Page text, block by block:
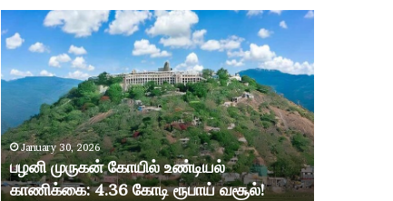
ழ
மு
ன்
கோ
யி
ல்
January 30, 2026
பழனி முருகன் கோயில் உண்டியல்
காணிக்கை: 4.36 கோடி ரூபாய் வசூல்!